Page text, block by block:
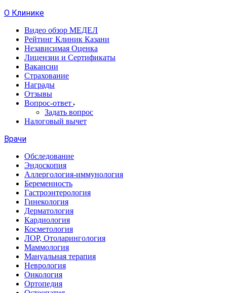
О Клинике
Видео обзор МЕДЕЛ
Рейтинг Клиник Казани
Независимая Оценка
Лицензии и Сертификаты
Вакансии
Страхование
Награды
Отзывы
Вопрос-ответ
Задать вопрос
Налоговый вычет
Врачи
Обследование
Эндоскопия
Аллергология-иммунология
Беременность
Гастроэнтерология
Гинекология
Дерматология
Кардиология
Косметология
ЛОР, Отоларингология
Маммология
Мануальная терапия
Неврология
Онкология
Ортопедия